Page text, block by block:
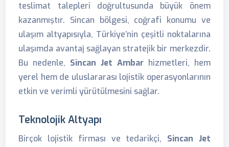
teslimat talepleri doğrultusunda büyük önem
kazanmıştır. Sincan bölgesi, coğrafi konumu ve
ulaşım altyapısıyla, Türkiye’nin çeşitli noktalarına
ulaşımda avantaj sağlayan stratejik bir merkezdir.
Bu nedenle, Sincan Jet Ambarhizmetleri, hem
yerel hem de uluslararası lojistik operasyonlarının
etkin ve verimli yürütülmesini sağlar.
Teknolojik Altyapı
Birçok lojistik firması ve tedarikçi, Sincan Jet